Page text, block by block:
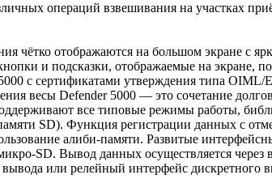
операций взвешивания на участках
чётко отображаются на большом экране с
и подсказки, отображаемые на экране,
с сертификатами утверждения типа OIML/
весы Defender 5000 — это сочетание
все типовые режимы работы,
SD). Функция регистрации данных с
алиби-памяти. Развитые
SD. Вывод данных осуществляется
или релейный интерфейс дискретного